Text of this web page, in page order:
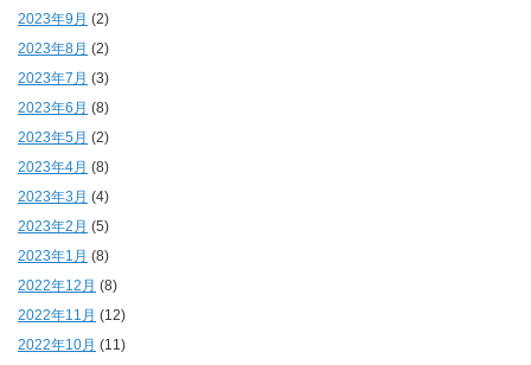
2023年9月 (2)
2023年8月 (2)
2023年7月 (3)
2023年6月 (8)
2023年5月 (2)
2023年4月 (8)
2023年3月 (4)
2023年2月 (5)
2023年1月 (8)
2022年12月 (8)
2022年11月 (12)
2022年10月 (11)